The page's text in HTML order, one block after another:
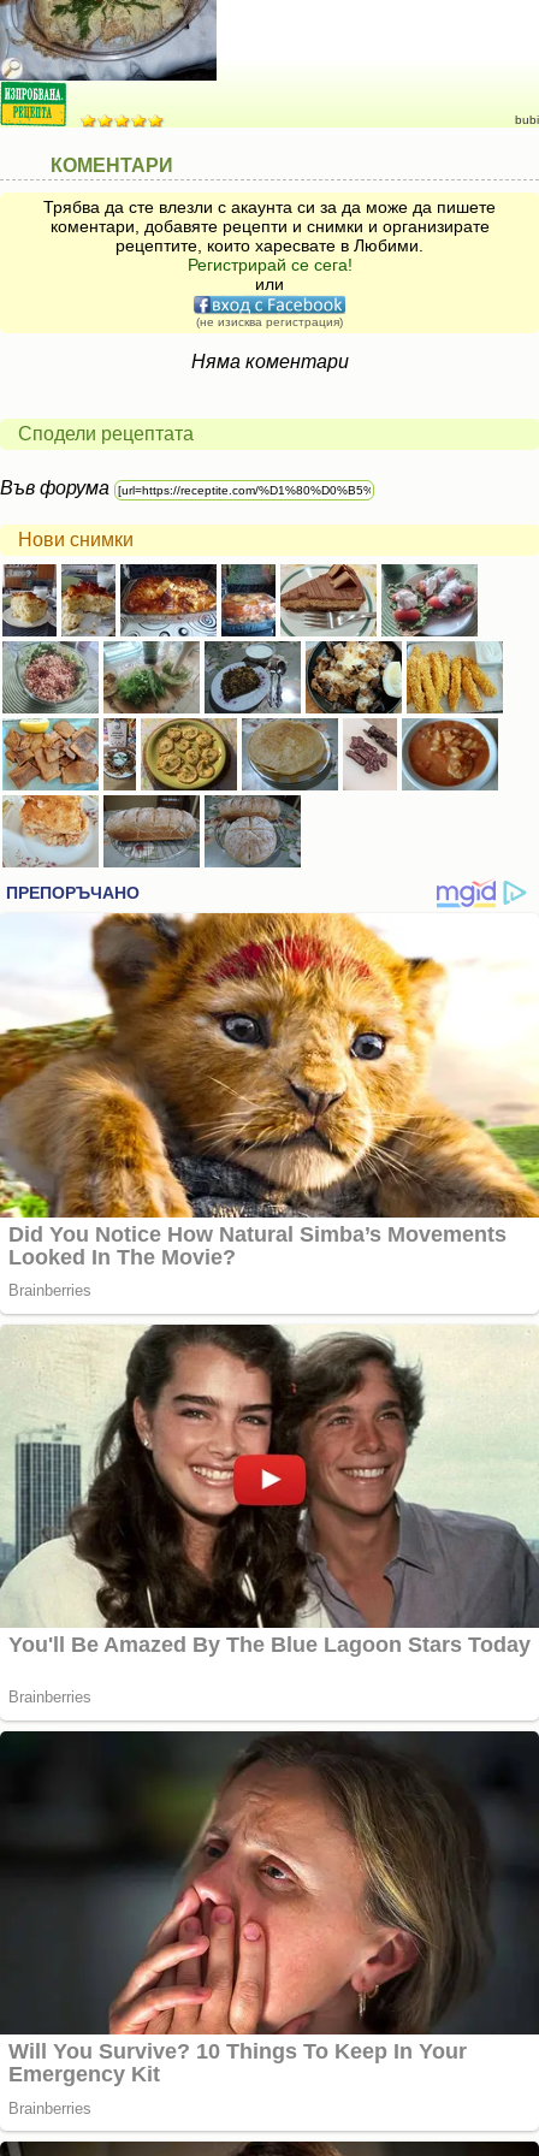
bubi
КОМЕНТАРИ
Трябва да сте влезли с акаунта си за да може да пишете
коментари, добавяте рецепти и снимки и организирате
рецептите, които харесвате в Любими.
Регистрирай се сега!
или
(не изисква регистрация)
Няма коментари
Сподели рецептата
Във форума
Нови снимки